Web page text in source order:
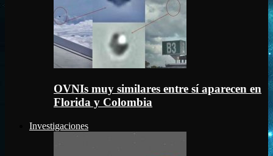
OVNIs muy similares entre sí aparecen en
Florida y Colombia
Investigaciones